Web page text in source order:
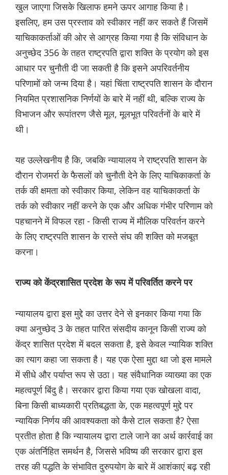
खुल जाएगा जिसके खिलाफ हमने ऊपर आगाह किया है।
इसलिए, हम उस प्रस्ताव को स्वीकार नहीं कर सकते हैं जिसमें
याचिकाकर्ताओं की ओर से आग्रह किया गया है कि संविधान के
अनुच्छेद 356 के तहत राष्ट्रपति द्वारा शक्ति के प्रयोग को इस
आधार पर चुनौती दी जा सकती है कि इसने अपरिवर्तनीय
परिणामों को जन्म दिया है। यहां चिंता राष्ट्रपति शासन के दौरान
नियमित प्रशासनिक निर्णयों के बारे में नहीं थी, बल्कि राज्य के
विभाजन और रूपांतरण जैसे मूल, मूलभूत परिवर्तनों के बारे में
थी।
यह उल्लेखनीय है कि, जबकि न्यायालय ने राष्ट्रपति शासन के
दौरान रोजमर्रा के फैसलों को चुनौती देने के लिए याचिकाकर्ता के
तर्क की क्षमता को स्वीकार किया, लेकिन वह याचिकाकर्ता के
तर्क को स्वीकार नहीं करने के एक और अधिक गंभीर परिणाम को
पहचानने में विफल रहा - किसी राज्य में मौलिक परिवर्तन करने
के लिए राष्ट्रपति शासन के रास्ते संघ की शक्ति को मजबूत
करना।
राज्य को केंद्रशासित प्रदेश के रूप में परिवर्तित करने पर
न्यायालय द्वारा इस मुद्दे का उत्तर देने से इनकार किया गया कि
क्या अनुच्छेद 3 के तहत पारित संसदीय कानून किसी राज्य को
केंद्र शासित प्रदेश में बदल सकता है, इसे केवल न्यायिक शक्ति
का त्याग कहा जा सकता है। यह एक ऐसा मुद्दा था जो इस मामले
में सीधे और पर्याप्त रूप से उठा। यह संवैधानिक व्याख्या का एक
महत्वपूर्ण बिंदु है। सरकार द्वारा किया गया एक खोखला वादा,
बिना किसी बाध्यकारी प्रतिबद्धता के, एक महत्वपूर्ण मुद्दे पर
न्यायिक निर्णय की आवश्यकता को कैसे टाल सकता है? ऐसा
प्रतीत होता है कि न्यायालय द्वारा टाले जाने का अर्थ कार्रवाई का
एक अंतर्निहित समर्थन है, जिससे भविष्य की सरकार द्वारा इस
तरह की पद्धति के संभावित दुरुपयोग के बारे में आशंकाएं बढ़ रही